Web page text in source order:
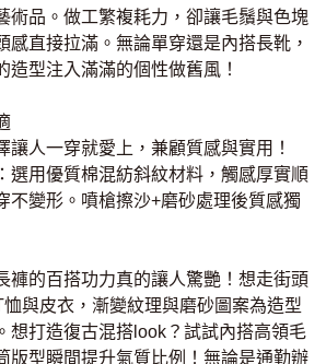
術品。做工繁複耗力，卻讓毛鬚與色塊
感直接拉滿。無論單穿還是內搭長靴，
造型注入滿滿的個性做舊風！
讓人一穿就愛上，兼顧質感與實用！
選用優質棉混紡斜紋材料，觸感厚實順
不變形。噴槍擦沙+磨砂處理後質感獨
褲的百搭功力真的讓人驚艷！想走街頭
與皮衣，漸變紋理與磨砂圖案為造型
想打造復古混搭look？試試內搭高領毛
版型瞬間提升氣質比例！無論是通勤辦